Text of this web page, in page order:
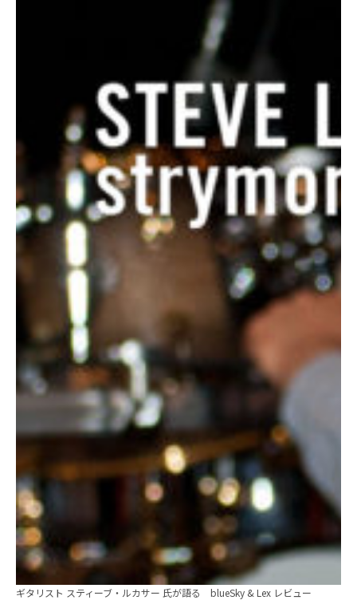
ギタリスト スティーブ・ルカサー 氏が語る blueSky & Lex レビュー